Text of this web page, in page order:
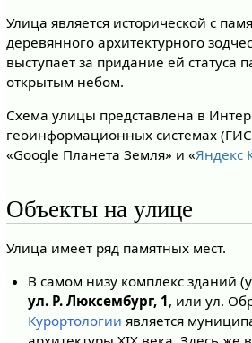
Улица является исторической с
деревянного архитектурного
выступает за придание ей статуса
открытым небом.
Схема улицы представлена в
геоинформационных системах
«Google Планета Земля» и «Яндекс
Объекты на улице
Улица имеет ряд памятных мест.
В самом низу комплекс зданий
ул. Р. Люксембург, 1, или ул.
Курортологии является